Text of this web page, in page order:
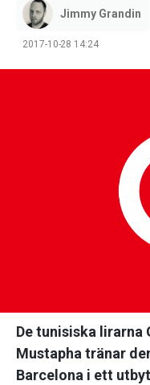
Jimmy Grandin
2017-10-28 14:24
De tunisiska lirarna
Mustapha tränar
Barcelona i ett